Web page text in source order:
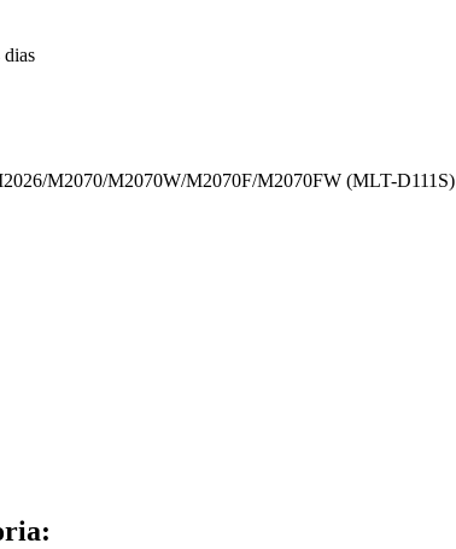
dias
M2070/M2070W/M2070F/M2070FW (MLT-D111S)